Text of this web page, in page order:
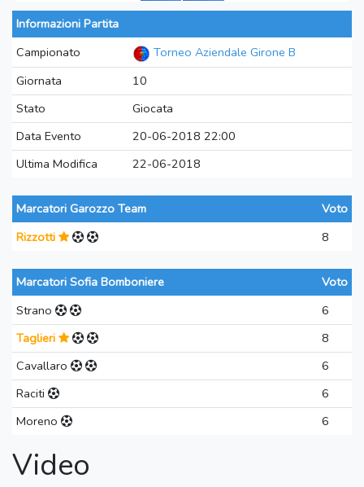
Informazioni Partita
Campionato
Torneo Aziendale Girone B
Giornata
10
Stato
Giocata
Data Evento
20-06-2018 22:00
Ultima Modifica
22-06-2018
Marcatori Garozzo Team
Voto
Rizzotti
8
Marcatori Sofia Bomboniere
Voto
Strano
6
Taglieri
8
Cavallaro
6
Raciti
6
Moreno
6
Video